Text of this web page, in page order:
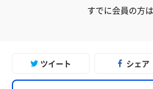
すでに会員の方は
ツイート シェア